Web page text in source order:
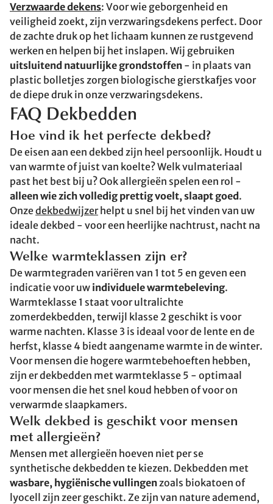
Verzwaarde dekens: Voor wie geborgenheid en
veiligheid zoekt, zijn verzwaringsdekens perfect. Door
de zachte druk op het lichaam kunnen ze rustgevend
werken en helpen bij het inslapen. Wij gebruiken
uitsluitend natuurlijke grondstoffen - in plaats van
plastic bolletjes zorgen biologische gierstkafjes voor
de diepe druk in onze verzwaringsdekens.
FAQ Dekbedden
Hoe vind ik het perfecte dekbed?
De eisen aan een dekbed zijn heel persoonlijk. Houdt u
van warmte of juist van koelte? Welk vulmateriaal
past het best bij u? Ook allergieën spelen een rol -
alleen wie zich volledig prettig voelt, slaapt goed .
Onzedekbedwijzerhelpt u snel bij het vinden van uw
ideale dekbed - voor een heerlijke nachtrust, nacht na
nacht.
Welke warmteklassen zijn er?
De warmtegraden variëren van 1 tot 5 en geven een
indicatie voor uw individuele warmtebeleving.
Warmteklasse 1 staat voor ultralichte
zomerdekbedden, terwijl klasse 2 geschikt is voor
warme nachten. Klasse 3 is ideaal voor de lente en de
herfst, klasse 4 biedt aangename warmte in de winter.
Voor mensen die hogere warmtebehoeften hebben,
zijn er dekbedden met warmteklasse 5 - optimaal
voor mensen die het snel koud hebben of voor on
verwarmde slaapkamers.
Welk dekbed is geschikt voor mensen
met allergieën?
Mensen met allergieën hoeven niet per se
synthetische dekbedden te kiezen. Dekbedden met
wasbare, hygiënische vullingenzoals biokatoen of
lyocell zijn zeer geschikt. Ze zijn van nature ademend,